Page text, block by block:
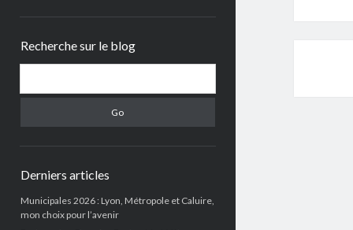
Recherche sur le blog
Derniers articles
Municipales 2026 : Lyon, Métropole et Caluire,
mon choix pour l’avenir